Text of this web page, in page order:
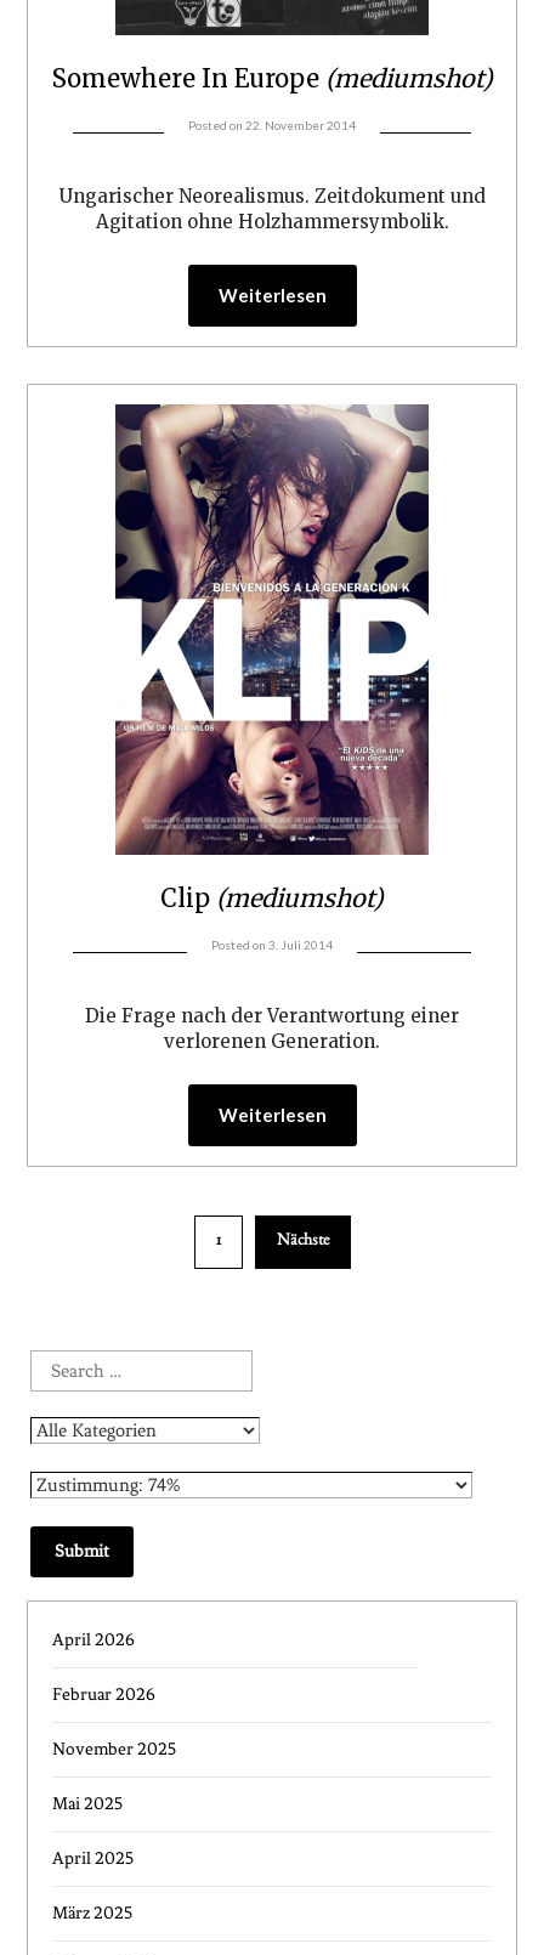
Somewhere In Europe (mediumshot)
Posted on 22. November 2014
Ungarischer Neorealismus. Zeitdokument und
Agitation ohne Holzhammersymbolik.
Weiterlesen
Clip (mediumshot)
Posted on 3. Juli 2014
Die Frage nach der Verantwortung einer
verlorenen Generation.
Weiterlesen
1 Nächste
April 2026
Februar 2026
November 2025
Mai 2025
April 2025
März 2025